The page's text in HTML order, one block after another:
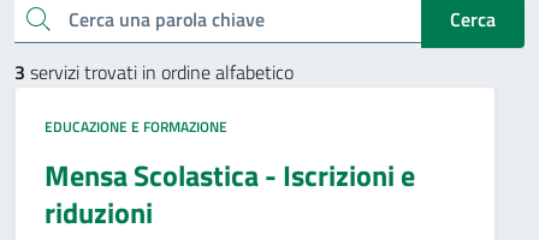
Cerca una parola chiave
Cerca
3 servizi trovati in ordine alfabetico
EDUCAZIONE E FORMAZIONE
Mensa Scolastica - Iscrizioni e
riduzioni